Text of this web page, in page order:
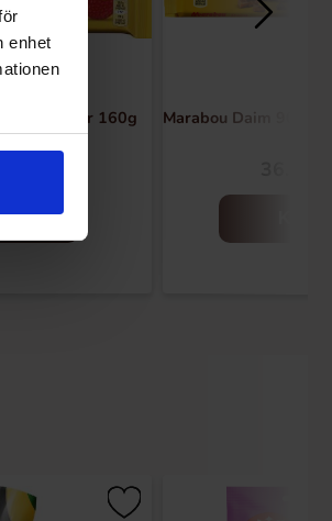
enhet
Jordbær 160g Marabou Daim